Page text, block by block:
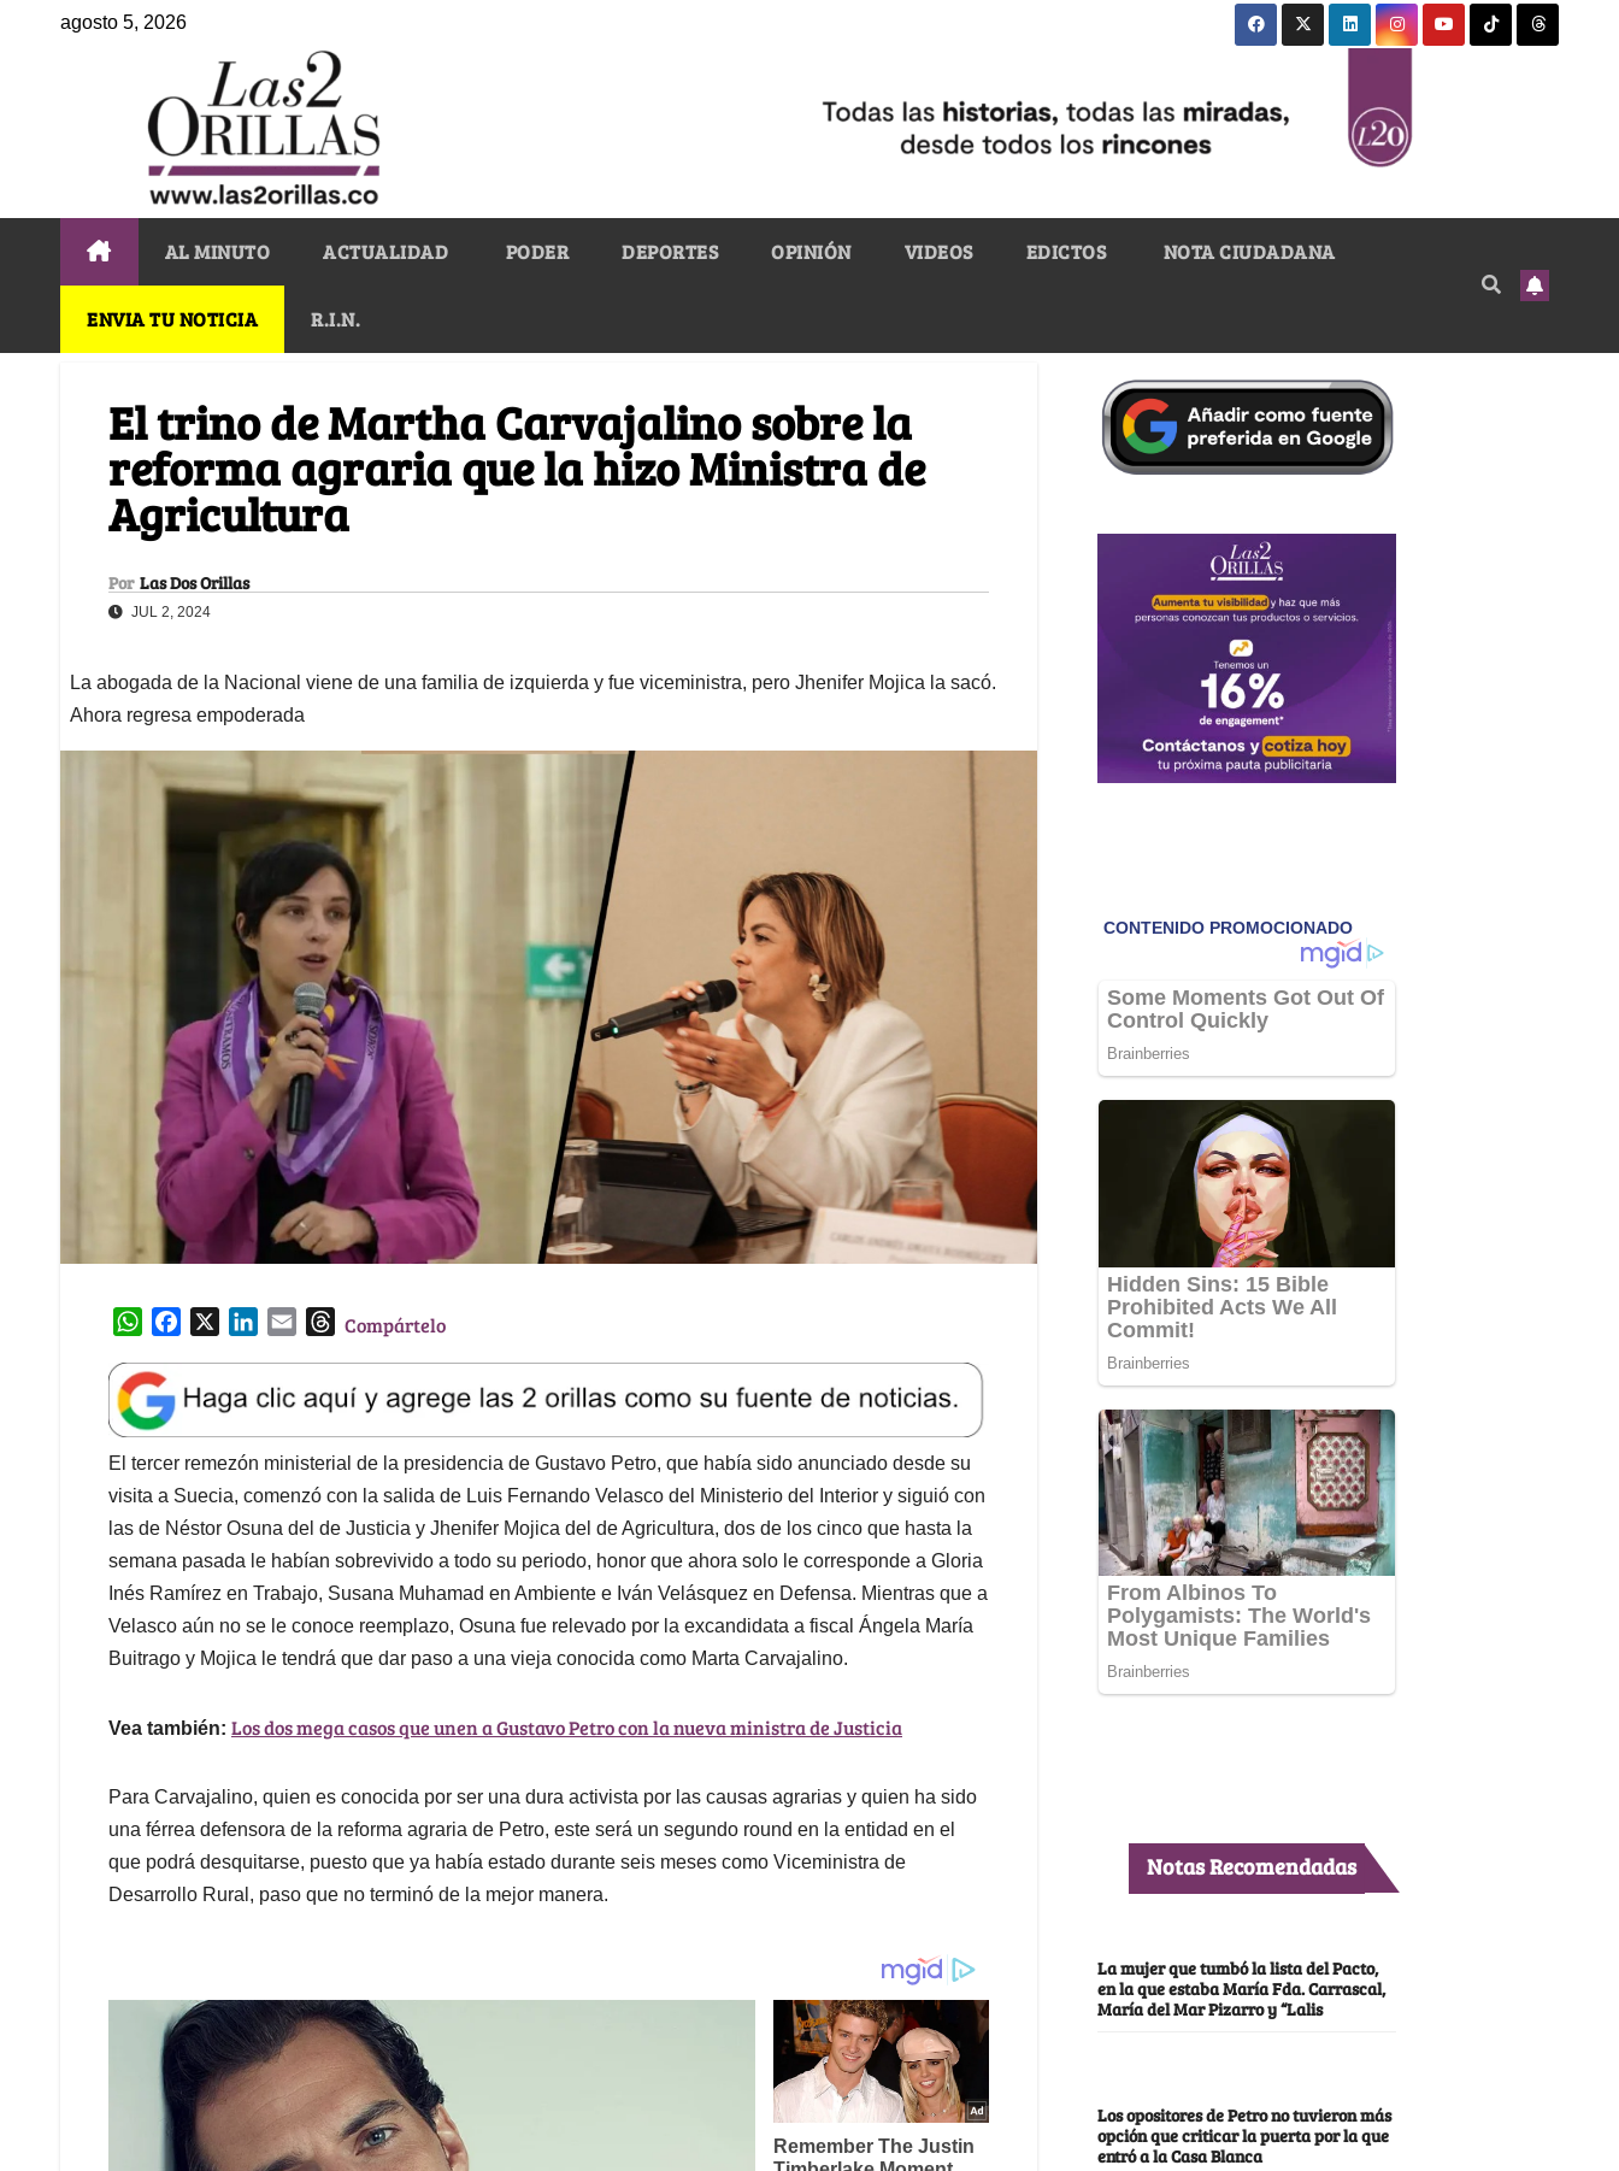
agosto 5, 2026
AL MINUTO ACTUALIDAD PODER DEPORTES OPINIÓN VIDEOS EDICTOS NOTA CIUDADANA
ENVIA TU NOTICIA R.I.N.
El trino de Martha Carvajalino sobre la
reforma agraria que la hizo Ministra de
Agricultura
Por Las Dos Orillas
JUL 2, 2024
La abogada de la Nacional viene de una familia de izquierda y fue viceministra, pero Jhenifer Mojica la sacó.
Ahora regresa empoderada
W
a
t
s
A
p
p
e
b
o
o
k
k
e
d
I
n
l
T
e
a
d
s
Compártelo
El tercer remezón ministerial de la presidencia de Gustavo Petro, que había sido anunciado desde su
visita a Suecia, comenzó con la salida de Luis Fernando Velasco del Ministerio del Interior y siguió con
las de Néstor Osuna del de Justicia y Jhenifer Mojica del de Agricultura, dos de los cinco que hasta la
semana pasada le habían sobrevivido a todo su periodo, honor que ahora solo le corresponde a Gloria
Inés Ramírez en Trabajo, Susana Muhamad en Ambiente e Iván Velásquez en Defensa. Mientras que a
Velasco aún no se le conoce reemplazo, Osuna fue relevado por la excandidata a fiscal Ángela María
Buitrago y Mojica le tendrá que dar paso a una vieja conocida como Marta Carvajalino.
Vea también: Los dos mega casos que unen a Gustavo Petro con la nueva ministra de Justicia
Para Carvajalino, quien es conocida por ser una dura activista por las causas agrarias y quien ha sido
una férrea defensora de la reforma agraria de Petro, este será un segundo round en la entidad en el
que podrá desquitarse, puesto que ya había estado durante seis meses como Viceministra de
Desarrollo Rural, paso que no terminó de la mejor manera.
Notas Recomendadas
La mujer que tumbó la lista del Pacto,
en la que estaba María Fda. Carrascal,
María del Mar Pizarro y “Lalis
Los opositores de Petro no tuvieron más
opción que criticar la puerta por la que
entró a la Casa Blanca